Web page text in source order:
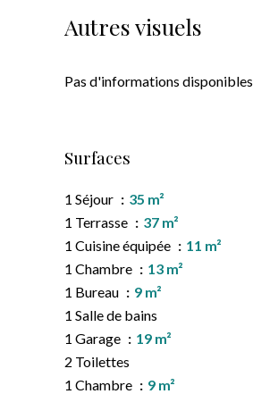
Autres visuels
Pas d'informations disponibles
Surfaces
1 Séjour
35 m²
1 Terrasse
37 m²
1 Cuisine équipée
11 m²
1 Chambre
13 m²
1 Bureau
9 m²
1 Salle de bains
1 Garage
19 m²
2 Toilettes
1 Chambre
9 m²